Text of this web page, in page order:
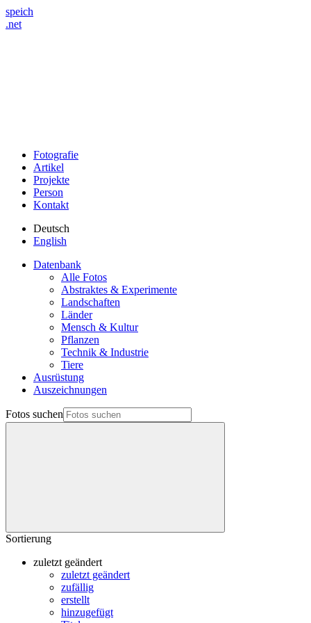
speich
.net
Fotografie
Artikel
Projekte
Person
Kontakt
Deutsch
English
Datenbank
Alle Fotos
Abstraktes & Experimente
Landschaften
Länder
Mensch & Kultur
Pflanzen
Technik & Industrie
Tiere
Ausrüstung
Auszeichnungen
Fotos suchen
Sortierung
zuletzt geändert
zuletzt geändert
zufällig
erstellt
hinzugefügt